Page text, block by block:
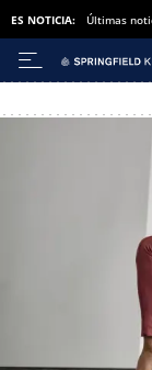
ES NOTICIA: Últimas